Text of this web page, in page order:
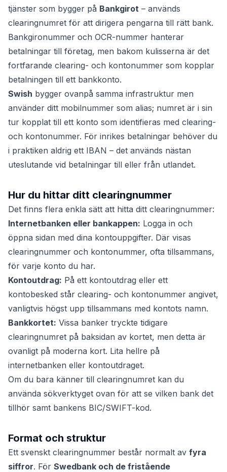
tjänster som bygger på Bankgirot – används
clearingnumret för att dirigera pengarna till rätt bank.
Bankgironummer och OCR-nummer hanterar
betalningar till företag, men bakom kulisserna är det
fortfarande clearing- och kontonummer som kopplar
betalningen till ett bankkonto.
Swish bygger ovanpå samma infrastruktur men
använder ditt mobilnummer som alias; numret är i sin
tur kopplat till ett konto som identifieras med clearing-
och kontonummer. För inrikes betalningar behöver du
i praktiken aldrig ett IBAN – det används nästan
uteslutande vid betalningar till eller från utlandet.
Hur du hittar ditt clearingnummer
Det finns flera enkla sätt att hitta ditt clearingnummer:
Internetbanken eller bankappen: Logga in och
öppna sidan med dina kontouppgifter. Där visas
clearingnummer och kontonummer, ofta tillsammans,
för varje konto du har.
Kontoutdrag: På ett kontoutdrag eller ett
kontobesked står clearing- och kontonummer angivet,
vanligtvis högst upp tillsammans med kontots namn.
Bankkortet: Vissa banker tryckte tidigare
clearingnumret på baksidan av kortet, men detta är
ovanligt på moderna kort. Lita hellre på
internetbanken eller kontoutdraget.
Om du bara känner till clearingnumret kan du
använda sökverktyget ovan för att se vilken bank det
tillhör samt bankens BIC/SWIFT-kod.
Format och struktur
Ett svenskt clearingnummer består normalt av fyra
siffror. För Swedbank och de fristående